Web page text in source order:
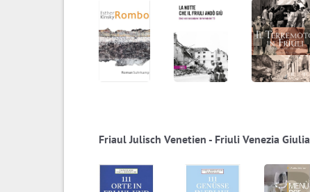
Friaul Julisch Venetien - Friuli Venezia Giulia